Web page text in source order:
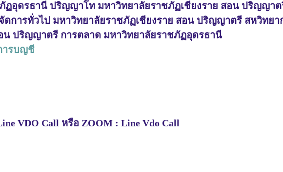
อุดรธานี ปริญญาโท มหาวิทยาลัยราชภัฏเชียงราย สอน ปริญญา
การทั่วไป มหาวิทยาลัยราชภัฏเชียงราย สอน ปริญญาตรี สหวิทย
ปริญญาตรี การตลาด มหาวิทยาลัยราชภัฏอุดรธานี
ารบญชี
VDO Call หรือ ZOOM : Line Vdo Call